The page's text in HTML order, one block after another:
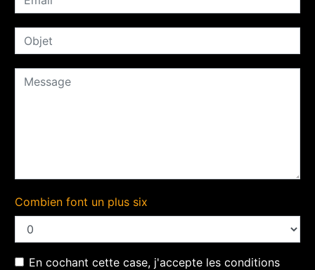
Combien font un plus six
En cochant cette case, j'accepte les conditions